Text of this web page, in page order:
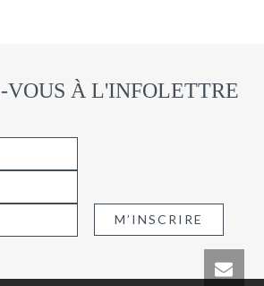
VOUS À L'INFOLETTRE